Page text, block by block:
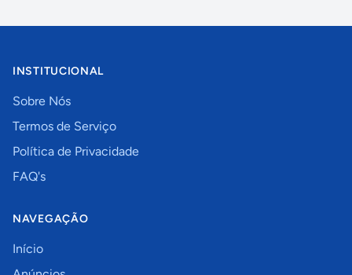
INSTITUCIONAL
Sobre Nós
Termos de Serviço
Política de Privacidade
FAQ's
NAVEGAÇÃO
Início